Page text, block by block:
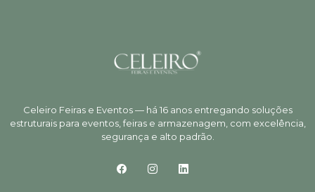
Celeiro Feiras e Eventos — há 16 anos entregando soluções
estruturais para eventos, feiras e armazenagem, com excelência,
segurança e alto padrão.